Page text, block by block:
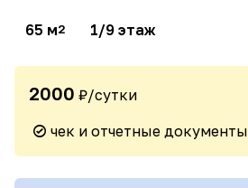
65 м2 1/9 этаж
2000 ₽/сутки
чек и отчетные документы